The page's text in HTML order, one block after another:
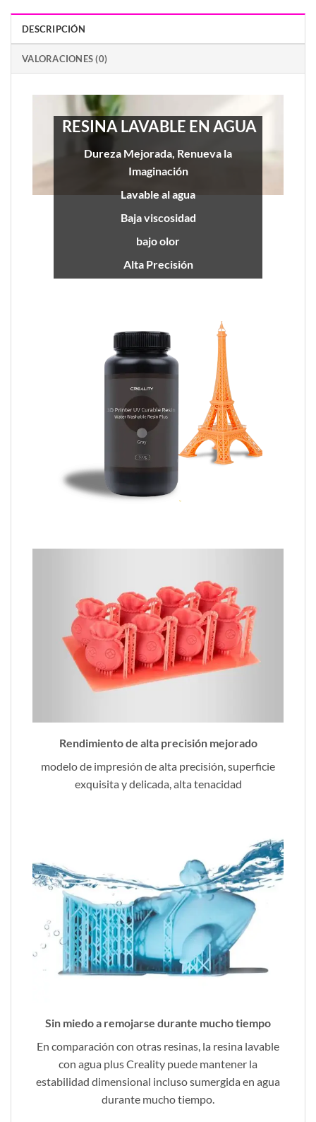
DESCRIPCIÓN
VALORACIONES (0)
RESINA LAVABLE EN AGUA
Dureza Mejorada, Renueva la
Imaginación
Lavable al agua
Baja viscosidad
bajo olor
Alta Precisión
Rendimiento de alta precisión mejorado
modelo de impresión de alta precisión, superficie
exquisita y delicada, alta tenacidad
Sin miedo a remojarse durante mucho tiempo
En comparación con otras resinas, la resina lavable
con agua plus Creality puede mantener la
estabilidad dimensional incluso sumergida en agua
durante mucho tiempo.